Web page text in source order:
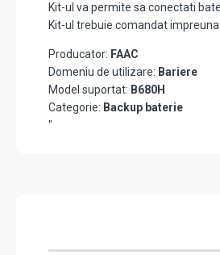
Kit-ul va permite sa conectati
Kit-ul trebuie comandat
Producator: FAAC
Domeniu de utilizare: Bariere
Model suportat: B680H
Categorie: Backup baterie
"